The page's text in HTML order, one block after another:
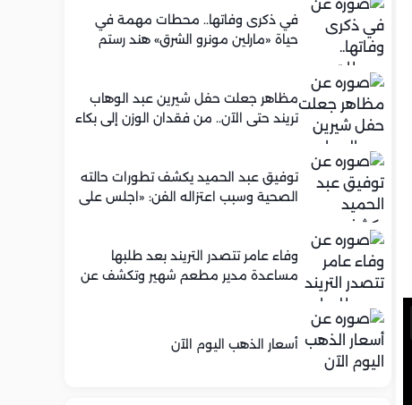
في ذكرى وفاتها.. محطات مهمة في
حياة «مارلين مونرو الشرق» هند رستم
مظاهر جعلت حفل شيرين عبد الوهاب
تريند حتى الآن.. من فقدان الوزن إلى بكاء
توفيق عبد الحميد يكشف تطورات حالته
الصحية وسبب اعتزاله الفن: «اجلس على
وفاء عامر تتصدر التريند بعد طلبها
مساعدة مدير مطعم شهير وتكشف عن
أسعار الذهب اليوم الآن